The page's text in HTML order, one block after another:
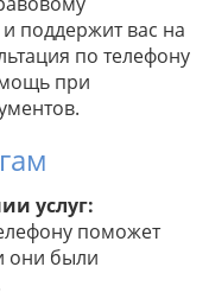
поддержит вас на
по телефону
при
услуг:
поможет
они были